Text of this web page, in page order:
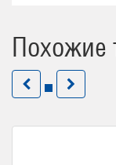
Похожие